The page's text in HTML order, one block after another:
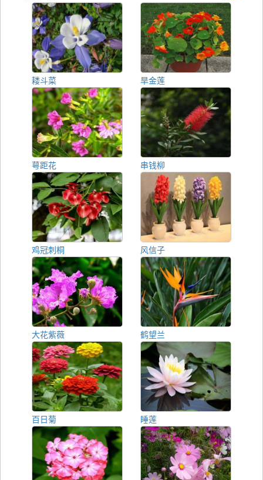
耧斗菜 旱金莲
萼距花 串钱柳
鸡冠刺桐 风信子
大花紫薇 鹤望兰
百日菊 睡莲